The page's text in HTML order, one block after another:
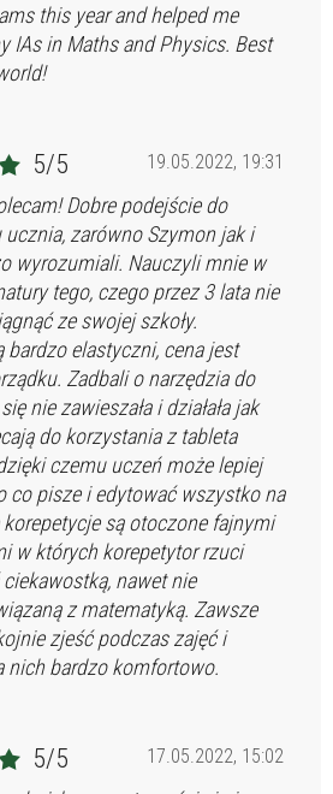
this year and helped me
IAs in Maths and Physics. Best
19.05.2022, 19:31
5/5
Dobre podejście do
zarówno Szymon jak i
wyrozumiali. Nauczyli mnie w
tego, czego przez 3 lata nie
ze swojej szkoły.
bardzo elastyczni, cena jest
Zadbali o narzędzia do
nie zawieszała i działała jak
do korzystania z tableta
czemu uczeń może lepiej
co pisze i edytować wszystko na
korepetycje są otoczone fajnymi
w których korepetytor rzuci
nawet nie
z matematyką. Zawsze
zjeść podczas zajęć i
nich bardzo komfortowo.
17.05.2022, 15:02
5/5